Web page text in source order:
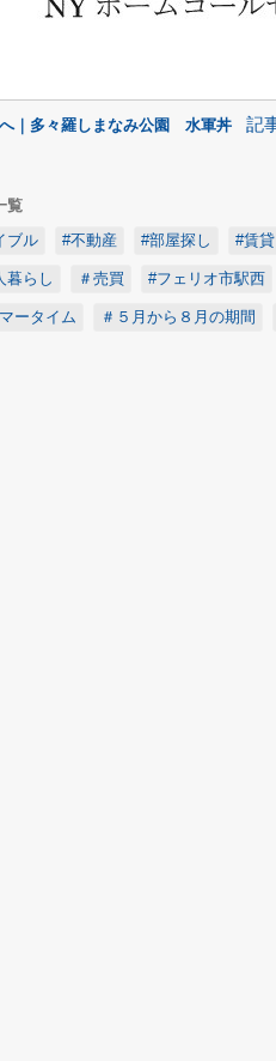
｜多々羅しまなみ公園 水軍丼 記
覧
ブル
#不動産 #部屋探し #賃貸
暮らし ＃売買 #フェリオ市駅西
ータイム ＃５月から８月の期間